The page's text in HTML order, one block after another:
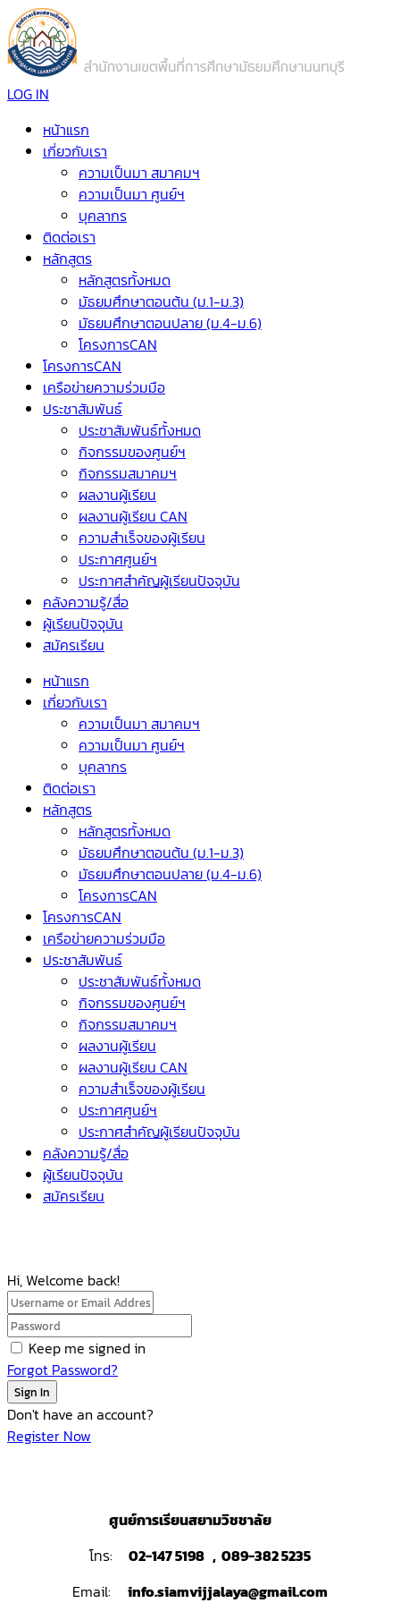
LOG IN
หน้าแรก
เกี่ยวกับเรา
ความเป็นมา สมาคมฯ
ความเป็นมา ศูนย์ฯ
บุคลากร
ติดต่อเรา
หลักสูตร
หลักสูตรทั้งหมด
มัธยมศึกษาตอนต้น (ม.1-ม.3)
มัธยมศึกษาตอนปลาย (ม.4-ม.6)
โครงการCAN
โครงการCAN
เครือข่ายความร่วมมือ
ประชาสัมพันธ์
ประชาสัมพันธ์ทั้งหมด
กิจกรรมของศูนย์ฯ
กิจกรรมสมาคมฯ
ผลงานผู้เรียน
ผลงานผู้เรียน CAN
ความสำเร็จของผู้เรียน
ประกาศศูนย์ฯ
ประกาศสำคัญผู้เรียนปัจจุบัน
คลังความรู้/สื่อ
ผู้เรียนปัจจุบัน
สมัครเรียน
หน้าแรก
เกี่ยวกับเรา
ความเป็นมา สมาคมฯ
ความเป็นมา ศูนย์ฯ
บุคลากร
ติดต่อเรา
หลักสูตร
หลักสูตรทั้งหมด
มัธยมศึกษาตอนต้น (ม.1-ม.3)
มัธยมศึกษาตอนปลาย (ม.4-ม.6)
โครงการCAN
โครงการCAN
เครือข่ายความร่วมมือ
ประชาสัมพันธ์
ประชาสัมพันธ์ทั้งหมด
กิจกรรมของศูนย์ฯ
กิจกรรมสมาคมฯ
ผลงานผู้เรียน
ผลงานผู้เรียน CAN
ความสำเร็จของผู้เรียน
ประกาศศูนย์ฯ
ประกาศสำคัญผู้เรียนปัจจุบัน
คลังความรู้/สื่อ
ผู้เรียนปัจจุบัน
สมัครเรียน
Hi, Welcome back!
Keep me signed in
Forgot Password?
Sign In
Don't have an account?
Register Now
ศูนย์การเรียนสยามวิชชาลัย
โทร:
02-147 5198 , 089-382 5235
Email:
info.siamvijjalaya@gmail.com